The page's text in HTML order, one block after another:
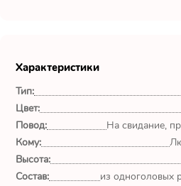
обл.
Спасибо сервису Flor-
world.ru, очень рада что
выбрала Вас. Букет
изумительный!
Характеристики
Тип:
Цвет:
Повод:
На свидание,
Кому:
Высота:
Состав:
из одноголовых